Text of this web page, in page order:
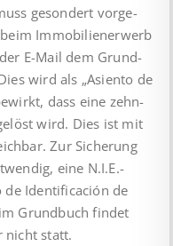
gesondert vor­ge­
Immobilien­erwerb
E-Mail dem Grund­
wird als „Asiento de
dass eine zehn-
wird. Dies ist mit
Zur Sicherung
eine N.I.E.-
de Identificación de
Grundbuch findet
nicht statt.